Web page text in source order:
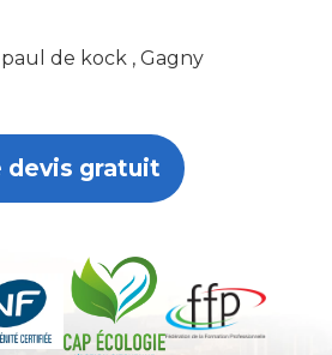
de kock , Gagny
devis gratuit